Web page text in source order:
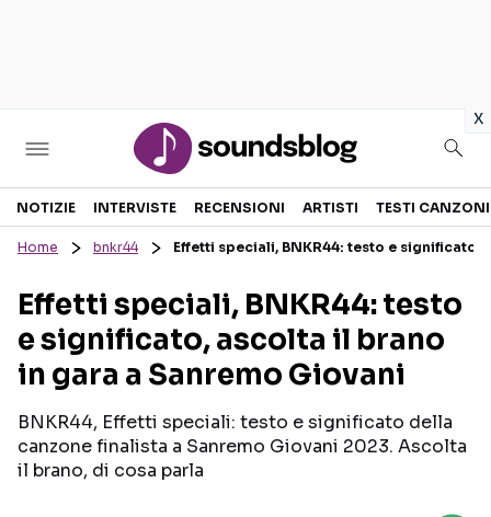
x
Sezioni
RECENSIONI MUSICALI
INTERVISTE
GOSSIP E CURIOSITÀ
TESTI CANZONI
TOUR ED EVENTI
TALENT SHOW
NOTIZIE INTERVISTE RECENSIONI ARTISTI TESTI CANZONI
Home bnkr44 Effetti speciali, BNKR44: testo e
Effetti speciali, BNKR44: testo
e significato, ascolta il brano
in gara a Sanremo Giovani
BNKR44, Effetti speciali: testo e significato della
canzone finalista a Sanremo Giovani 2023. Ascolta
il brano, di cosa parla